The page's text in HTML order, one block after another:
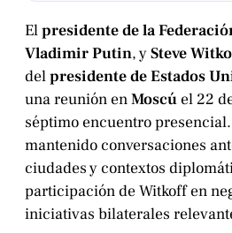
Elpresidente de la
Vladimir Putin, ySteve
delpresidente de Estados
una reunión enMoscú el 22
séptimo encuentro
mantenido conversaciones
ciudades y contextos
participación de Witkoff en
iniciativas bilaterales